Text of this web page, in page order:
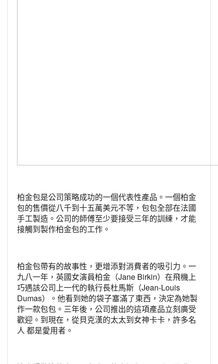
柏金包是公司策略成功的一個代表性產品。一個柏金
包的售價從八千到十五萬美元不等，包包全部在法國
手工製造。公司的師傅至少要接受三年的訓練，才能
接觸到製作柏金包的工作。
柏金包帶有的故事性，更增添對消費者的吸引力。一
九八一年，英國女演員柏金（Jane Birkin）在飛機上
巧遇該公司上一代的執行長杜馬斯（Jean-Louis
Dumas）。他看到她的袋子塞滿了東西，決定為她製
作一款包包。三年後，公司推出的這項產品立刻廣受
歡迎。到現在，從貝克漢的太太到女神卡卡，許多名
人 都是愛用者。